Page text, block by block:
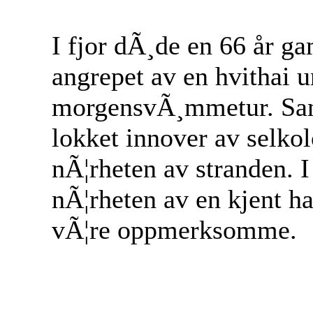
I fjor dÃ¸de en 66 år
angrepet av en hvithai
morgensvÃ¸mmetur.
lokket innover av
nÃ¦rheten av
nÃ¦rheten av en kjent
vÃ¦re oppmerksomme.